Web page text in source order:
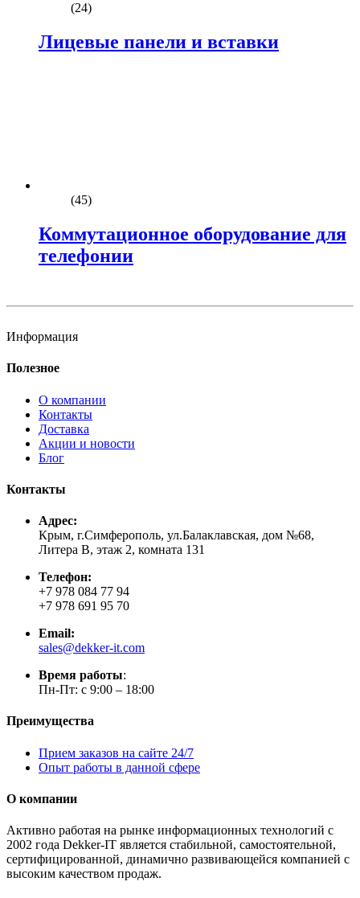
(24)
Лицевые панели и вставки
(45)
Коммутационное оборудование для
телефонии
Информация
Полезное
О компании
Контакты
Доставка
Акции и новости
Блог
Контакты
Адрес:
Крым, г.Симферополь, ул.Балаклавская, дом №68,
Литера В, этаж 2, комната 131
Телефон:
+7 978 084 77 94
+7 978 691 95 70
Email:
sales@dekker-it.com
Время работы:
Пн-Пт: с 9:00 – 18:00
Преимущества
Прием заказов на сайте 24/7
Опыт работы в данной сфере
О компании
Активно работая на рынке информационных технологий с
2002 года Dekker-IT является стабильной, самостоятельной,
сертифицированной, динамично развивающейся компанией с
высоким качеством продаж.